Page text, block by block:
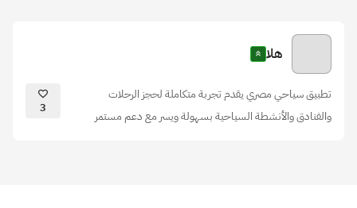
هلا
تطبيق سياحي مصري يقدم تجربة متكاملة لحجز الرحلات
والفنادق والأنشطة السياحية بسهولة ويسر مع دعم مستمر
3